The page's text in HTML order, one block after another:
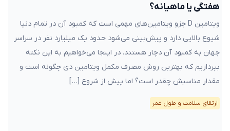
هفتگی یا ماهیانه؟
ویتامین D جزو ویتامین‌های مهمی است که کمبود آن در تمام دنیا
شیوع بالایی دارد و پیش‌بینی می‌شود حدود یک میلیارد نفر در سراسر
جهان به کمبود آن دچار هستند. در اینجا می‌خواهیم به این نکته
بپردازیم که بهترین روش مصرف مکمل ویتامین دی چگونه است و
مقدار مناسبش چقدر است؟ اما پیش از شروع […]
ارتقای سلامت و طول عمر